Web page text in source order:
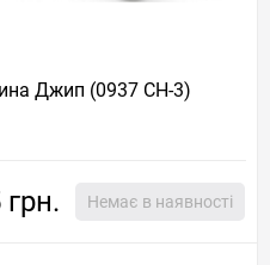
Джип (0937 СН-3)
грн. Немає в наявності